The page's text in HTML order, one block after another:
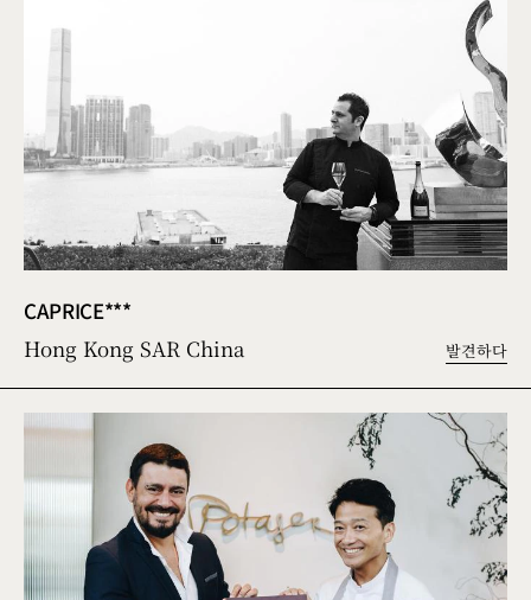
CAPRICE***
Hong Kong SAR China 발견하다